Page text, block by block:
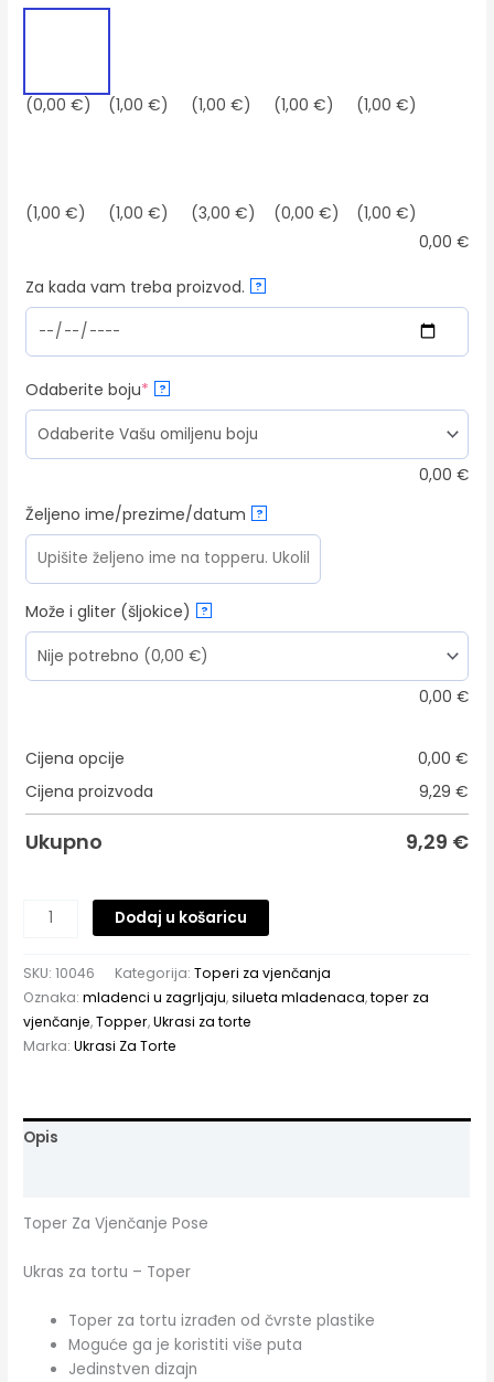
(0,00 €) (1,00 €) (1,00 €) (1,00 €) (1,00 €)
(1,00 €) (1,00 €) (3,00 €) (0,00 €) (1,00 €)
0,00 €
Za kada vam treba proizvod. ?
Odaberite boju* (required)
?
0,00 €
Željeno ime/prezime/datum ?
Može i gliter (šljokice) ?
0,00 €
Cijena opcije 0,00 €
Cijena proizvoda
9,29 €
Ukupno 9,29 €
Dodaj u košaricu
SKU:10046 Kategorija:Toperi za vjenčanja
Oznaka:mladenci u zagrljaju,silueta mladenaca,toper za
vjenčanje,Topper,Ukrasi za torte
Marka:Ukrasi Za Torte
Opis
Toper Za Vjenčanje Pose
Ukras za tortu – Toper
Toper za tortu izrađen od čvrste plastike
Moguće ga je koristiti više puta
Jedinstven dizajn